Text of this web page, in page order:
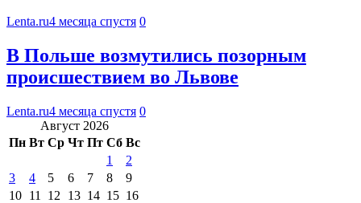
Lenta.ru4 месяца спустя 0
В Польше возмутились позорным
происшествием во Львове
Lenta.ru4 месяца спустя 0
Август 2026
Пн Вт Ср Чт Пт Сб Вс
1
2
3
4 5 6 7 8
9
10 11 12 13 14 15 16